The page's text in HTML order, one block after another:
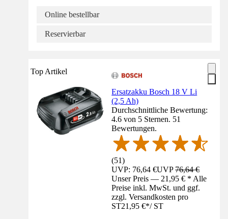
Online bestellbar
Reservierbar
Top Artikel
Ersatzakku Bosch 18 V Li
(2,5 Ah)
Durchschnittliche Bewertung:
4.6 von 5 Sternen. 51
Bewertungen.
(51)
UVP: 76,64 €UVP76,64 €
Unser Preis — 21,95 € * Alle
Preise inkl. MwSt. und ggf.
zzgl. Versandkosten pro
ST21,95 €*/ ST